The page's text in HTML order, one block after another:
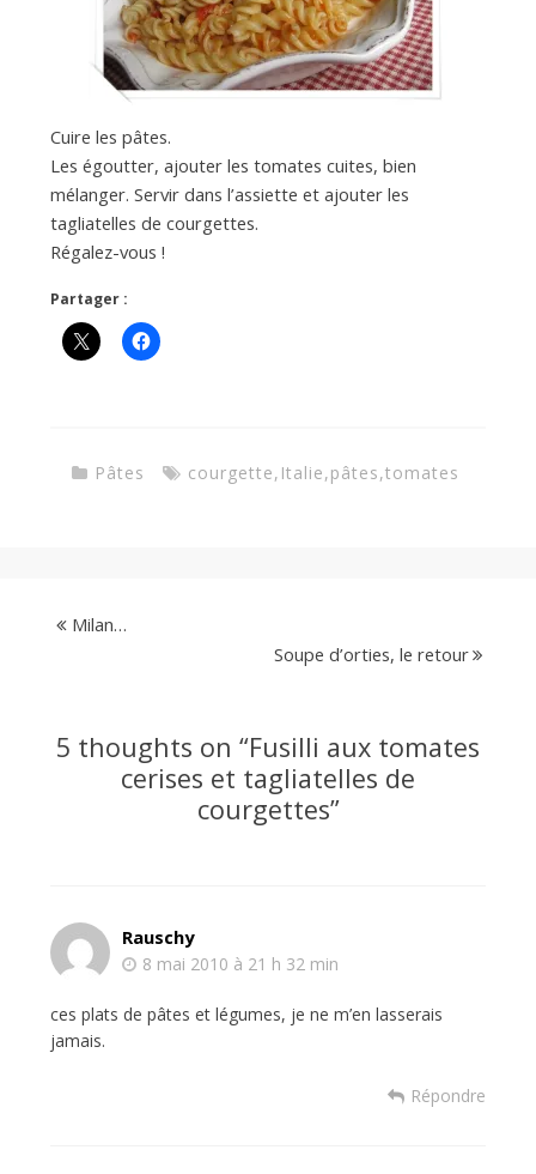
Cuire les pâtes.
Les égoutter, ajouter les tomates cuites, bien
mélanger. Servir dans l’assiette et ajouter les
tagliatelles de courgettes.
Régalez-vous !
Partager :
Pâtes courgette, Italie,pâtes,tomates
Milan…
Soupe d’orties, le retour
5 thoughts on “Fusilli aux tomates
cerises et tagliatelles de
courgettes”
Rauschy
8 mai 2010 à 21 h 32 min
ces plats de pâtes et légumes, je ne m’en lasserais
jamais.
Répondre